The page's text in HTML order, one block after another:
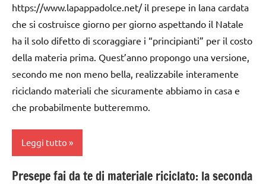
FESTE
DELL'ANNO
per
Natale
di links
a tema
TUTORIAL
https://www.lapappadolce.net/ il presepe in lana cardata
che si costruisce giorno per giorno aspettando il Natale
ha il solo difetto di scoraggiare i “principianti” per il costo
della materia prima. Quest’anno propongo una versione,
secondo me non meno bella, realizzabile interamente
riciclando materiali che sicuramente abbiamo in casa e
che probabilmente butteremmo.
Leggi tutto
3a
Presepe fai da te di materiale riciclato: la seconda